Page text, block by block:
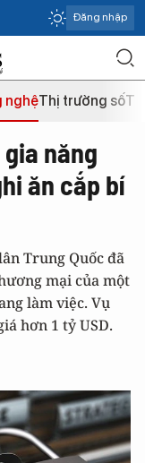
Đăng nhập
nghệThị trường số
năng
ăn cắp bí
Trung Quốc đã
mại của một
làm việc. Vụ
hơn 1 tỷ USD.